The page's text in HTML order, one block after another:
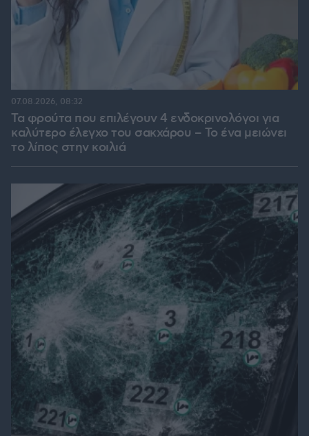
Τα φρούτα που επιλέγουν 4 ενδοκρινολόγοι για
καλύτερο έλεγχο του σακχάρου – Το ένα μειώνει
το λίπος στην κοιλιά
07.08.2026, 08:32